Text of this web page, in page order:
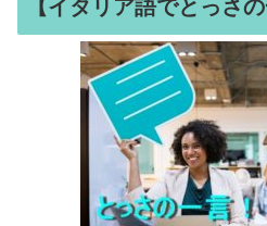
【イタリア語でとっさ